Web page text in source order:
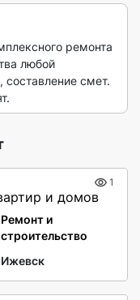
любой
смет.
1
и домов
Ремонт и
строительство
Ижевск